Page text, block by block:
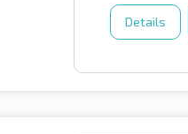
Details